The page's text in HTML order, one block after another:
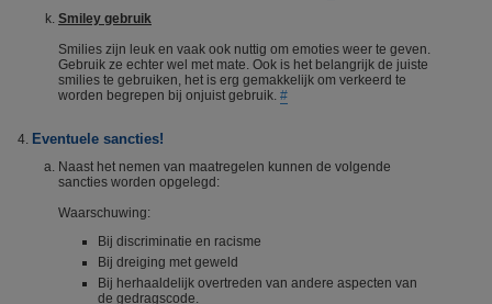
Smiley gebruik
Smilies zijn leuk en vaak ook nuttig om emoties weer te geven.
Gebruik ze echter wel met mate. Ook is het belangrijk de juiste
smilies te gebruiken, het is erg gemakkelijk om verkeerd te
worden begrepen bij onjuist gebruik. #
Eventuele sancties!
Naast het nemen van maatregelen kunnen de volgende
sancties worden opgelegd:
Waarschuwing:
Bij discriminatie en racisme
Bij dreiging met geweld
Bij herhaaldelijk overtreden van andere aspecten van
de gedragscode.